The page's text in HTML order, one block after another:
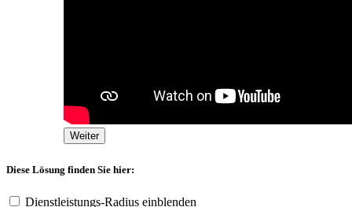
Weiter
Diese Lösung finden Sie hier:
Dienstleistungs-Radius einblenden